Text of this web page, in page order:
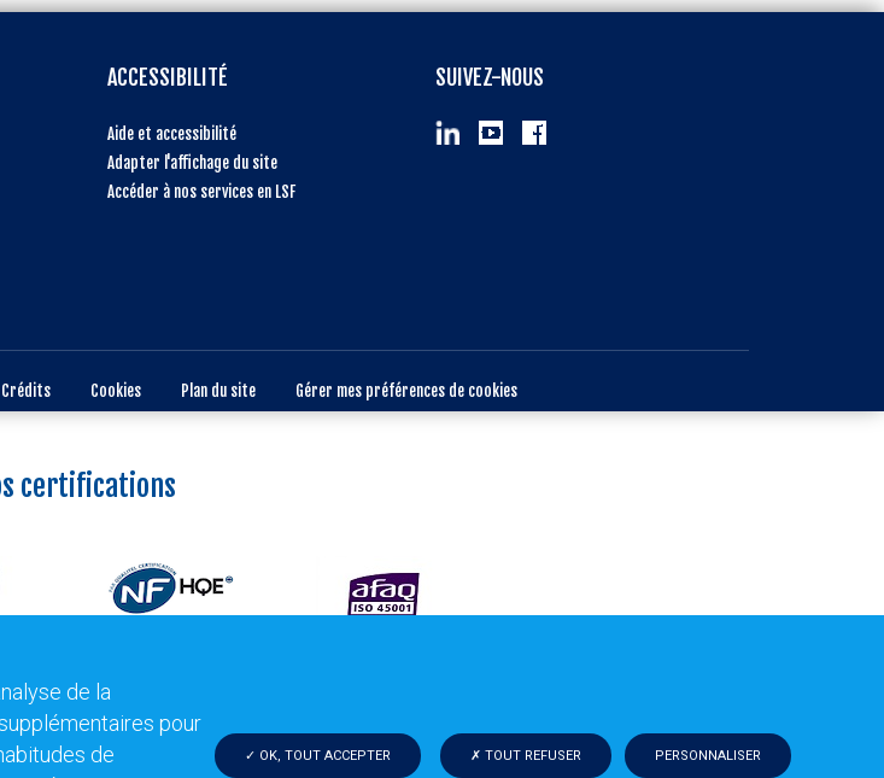
ACCESSIBILITÉ
Aide et accessibilité
Adapter l'affichage du site
Accéder à nos services en LSF
SUIVEZ-NOUS
Crédits Cookies Plan du site Gérer mes préférences de cookies
certifications
de la
pour
de
OK, TOUT ACCEPTER TOUT REFUSER PERSONNALISER